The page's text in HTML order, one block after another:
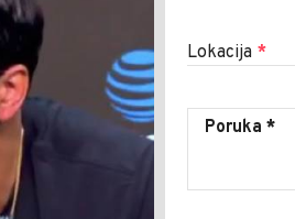
Lokacija *